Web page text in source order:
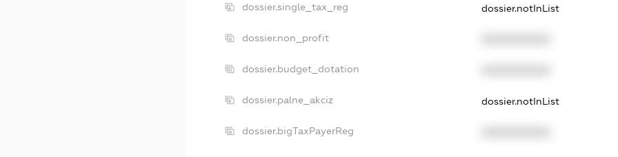
dossier.single_tax_reg dossier.notInList
dossier.non_profit
dossier.budget_dotation
dossier.palne_akciz dossier.notInList
dossier.bigTaxPayerReg